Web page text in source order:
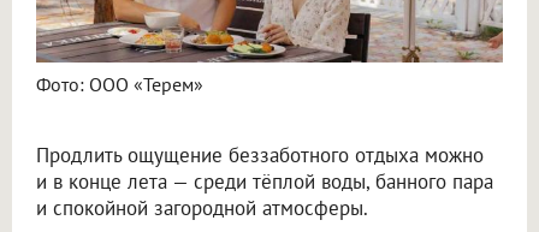
Фото: ООО «Терем»
Продлить ощущение беззаботного отдыха можно
и в конце лета — среди тёплой воды, банного пара
и спокойной загородной атмосферы.